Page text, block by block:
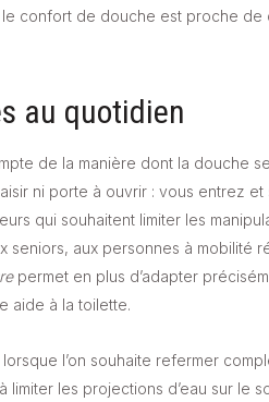
confort de douche est proche
au quotidien
de la manière dont la douche
ni porte à ouvrir : vous entrez
qui souhaitent limiter les
aux personnes à mobilité
permet en plus d’adapter
aide à la toilette.
l’on souhaite refermer
limiter les projections d’eau sur le